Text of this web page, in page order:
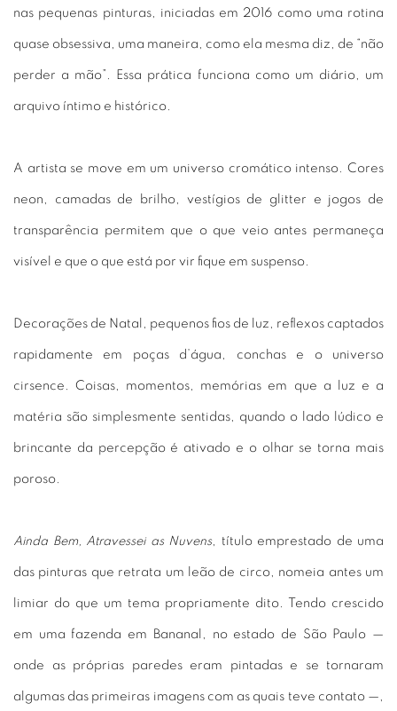
nas pequenas pinturas, iniciadas em 2016 como uma rotina
quase obsessiva, uma maneira, como ela mesma diz, de “não
perder a mão”. Essa prática funciona como um diário, um
arquivo íntimo e histórico.
A artista se move em um universo cromático intenso. Cores
neon, camadas de brilho, vestígios de glitter e jogos de
transparência permitem que o que veio antes permaneça
visível e que o que está por vir fique em suspenso.
Decorações de Natal, pequenos fios de luz, reflexos captados
rapidamente em poças d’água, conchas e o universo
cirsence. Coisas, momentos, memórias em que a luz e a
matéria são simplesmente sentidas, quando o lado lúdico e
brincante da percepção é ativado e o olhar se torna mais
poroso.
Ainda Bem, Atravessei as Nuvens, título emprestado de uma
das pinturas que retrata um leão de circo, nomeia antes um
limiar do que um tema propriamente dito. Tendo crescido
em uma fazenda em Bananal, no estado de São Paulo —
onde as próprias paredes eram pintadas e se tornaram
algumas das primeiras imagens com as quais teve contato —,